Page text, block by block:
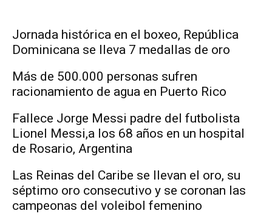
Jornada histórica en el boxeo, República
Dominicana se lleva 7 medallas de oro
Más de 500.000 personas sufren
racionamiento de agua en Puerto Rico
Fallece Jorge Messi padre del futbolista
Lionel Messi,a los 68 años en un hospital
de Rosario, Argentina
Las Reinas del Caribe se llevan el oro, su
séptimo oro consecutivo y se coronan las
campeonas del voleibol femenino